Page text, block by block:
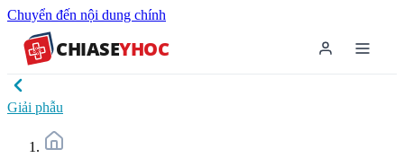
Chuyển đến nội dung chính
CHIASEYHOC
Giải phẫu